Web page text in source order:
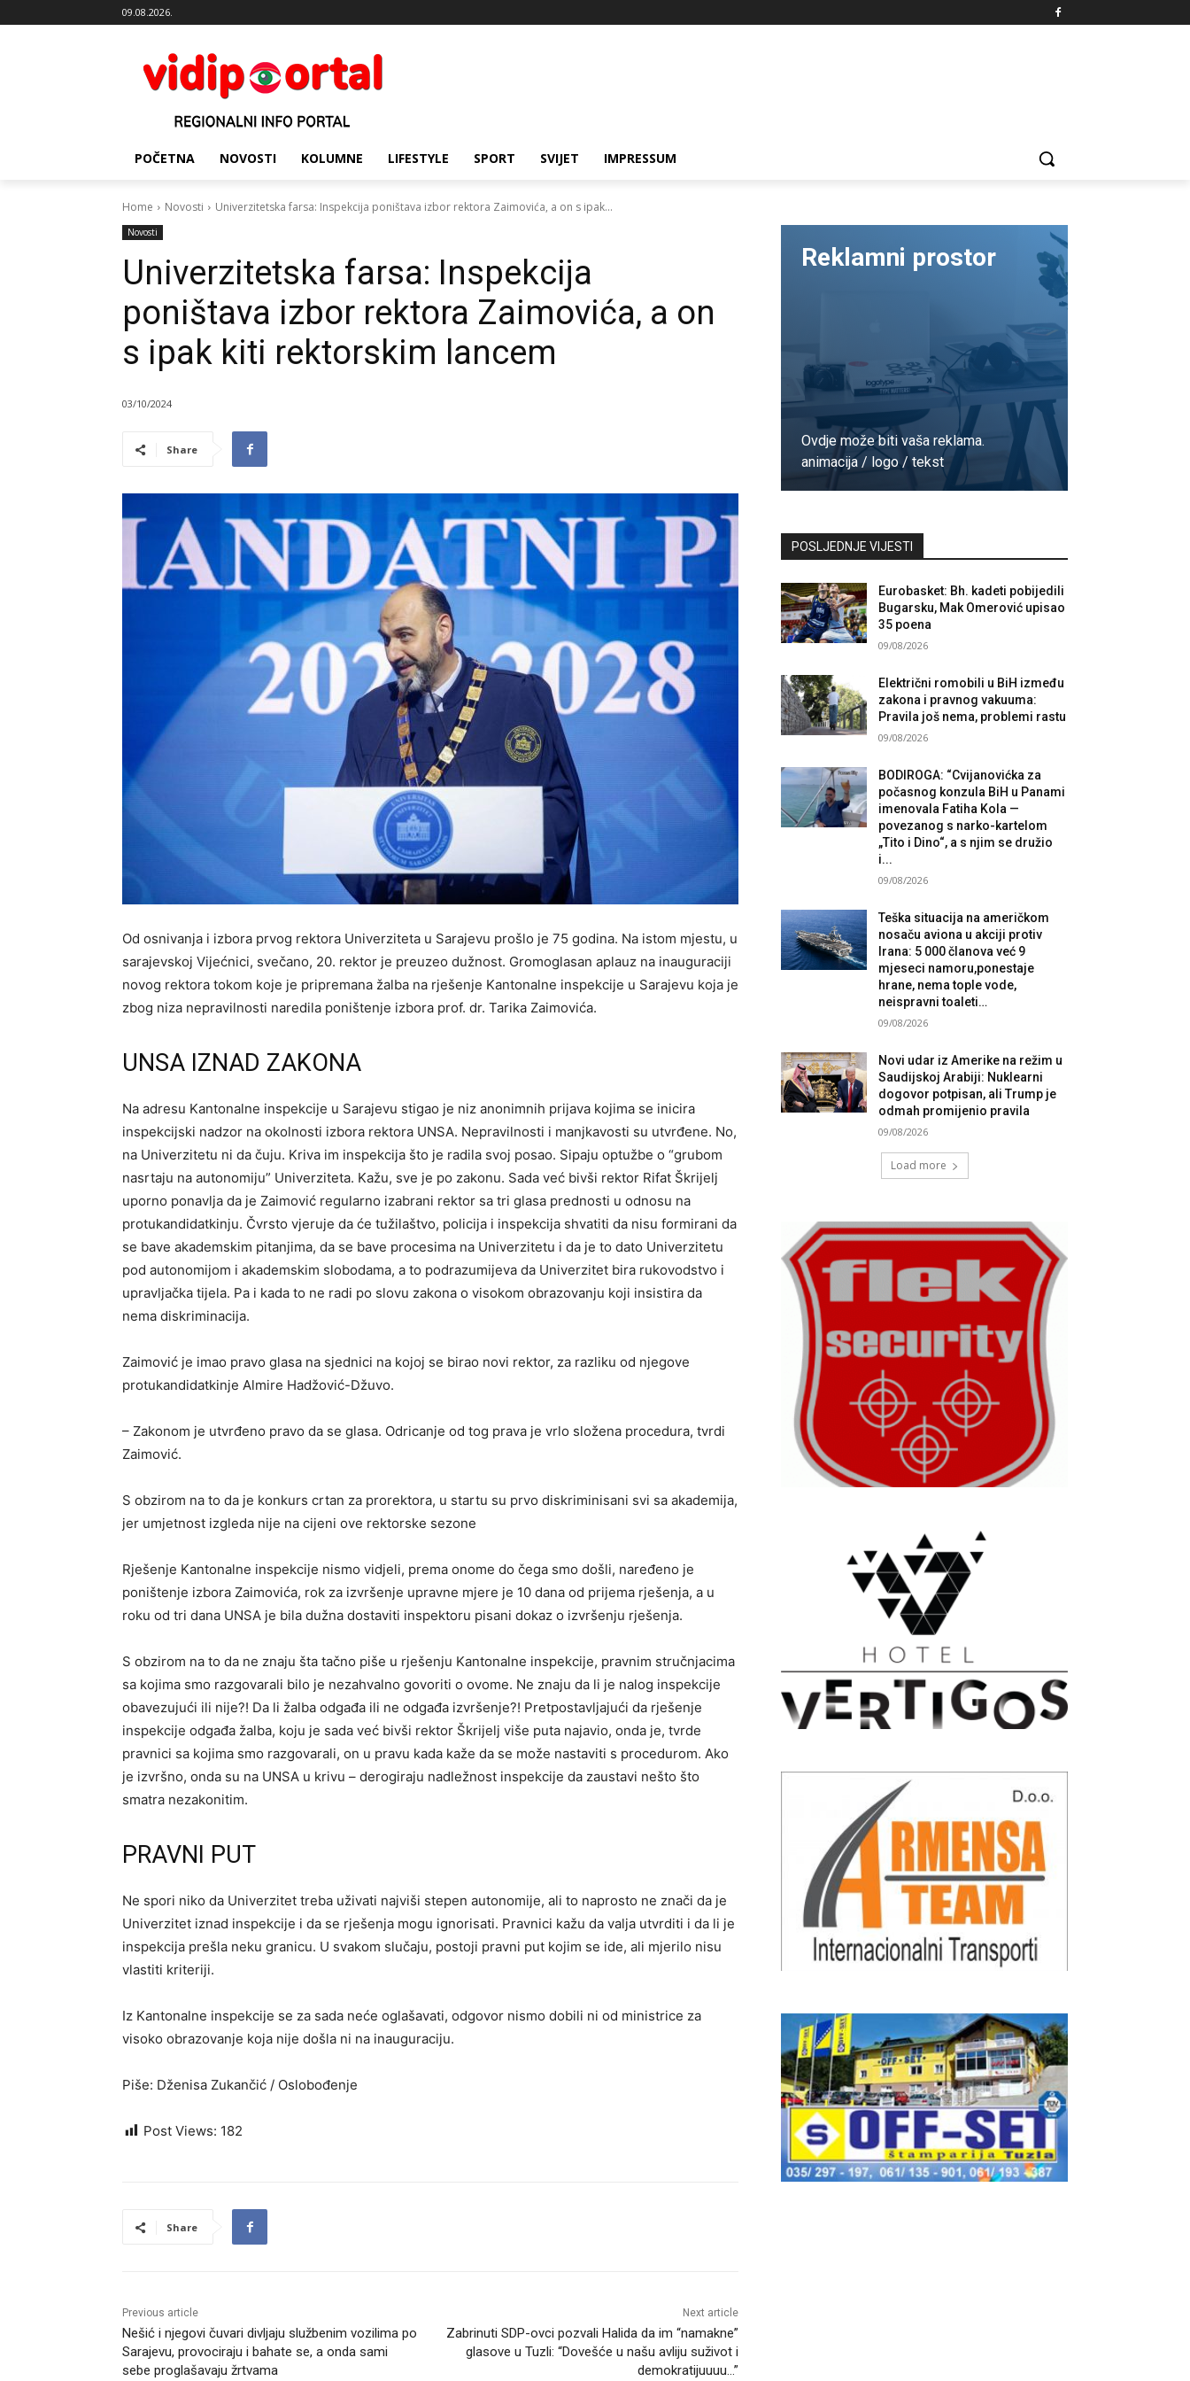
09.08.2026.
POČETNA NOVOSTI KOLUMNE LIFESTYLE SPORT SVIJET IMPRESSUM
Home Novosti Univerzitetska farsa: Inspekcija poništava izbor rektora Zaimovića, a on s ipak...
Novosti
Univerzitetska farsa: Inspekcija
poništava izbor rektora Zaimovića, a on
s ipak kiti rektorskim lancem
03/10/2024
Share
Od osnivanja i izbora prvog rektora Univerziteta u Sarajevu prošlo je 75 godina. Na istom mjestu, u
sarajevskoj Vijećnici, svečano, 20. rektor je preuzeo dužnost. Gromoglasan aplauz na inauguraciji
novog rektora tokom koje je pripremana žalba na rješenje Kantonalne inspekcije u Sarajevu koja je
zbog niza nepravilnosti naredila poništenje izbora prof. dr. Tarika Zaimovića.
UNSA IZNAD ZAKONA
Na adresu Kantonalne inspekcije u Sarajevu stigao je niz anonimnih prijava kojima se inicira
inspekcijski nadzor na okolnosti izbora rektora UNSA. Nepravilnosti i manjkavosti su utvrđene. No,
na Univerzitetu ni da čuju. Kriva im inspekcija što je radila svoj posao. Sipaju optužbe o “grubom
nasrtaju na autonomiju” Univerziteta​. Kažu, sve je po zakonu. Sada već bivši rektor Rifat Škrijelj
uporno ponavlja da je Zaimović regularno izabrani rektor sa tri glasa prednosti u odnosu na
protukandidatkinju. Čvrsto vjeruje da će tužilaštvo, policija i inspekcija shvatiti da nisu formirani da
se bave akademskim pitanjima, da se bave procesima na Univerzitetu i da je to dato Univerzitetu
pod autonomijom i akademskim slobodama, a to podrazumijeva da Univerzitet bira rukovodstvo i
upravljačka tijela. Pa i kada to ne radi po slovu zakona o visokom obrazovanju koji insistira da
nema diskriminacija.
Zaimović je imao pravo glasa na sjednici na kojoj se birao novi rektor, za razliku od njegove
protukandidatkinje Almire Hadžović-Džuvo.
– Zakonom je utvrđeno pravo da se glasa. Odricanje od tog prava je vrlo složena procedura, tvrdi
Zaimović.
S obzirom na to da je konkurs crtan za prorektora, u startu su prvo diskriminisani svi sa akademija,
jer umjetnost izgleda nije na cijeni ove rektorske sezone
Rješenje Kantonalne inspekcije nismo vidjeli, prema onome do čega smo došli, naređeno je
poništenje izbora Zaimovića, rok za izvršenje upravne mjere je 10 dana od prijema rješenja, a u
roku od tri dana UNSA je bila dužna dostaviti inspektoru pisani dokaz o izvršenju rješenja.
S obzirom na to da ne znaju šta tačno piše u rješenju Kantonalne inspekcije, pravnim stručnjacima
sa kojima smo razgovarali bilo je nezahvalno govoriti o ovome. Ne znaju da li je nalog inspekcije
obavezujući ili nije?! Da li žalba odgađa ili ne odgađa izvršenje?! Pretpostavljajući da rješenje
inspekcije odgađa žalba, koju je sada već bivši rektor Škrijelj više puta najavio, onda je, tvrde
pravnici sa kojima smo razgovarali, on u pravu kada kaže da se može nastaviti s procedurom. Ako
je izvršno, onda su na UNSA u krivu – derogiraju nadležnost inspekcije da zaustavi nešto što
smatra nezakonitim.
PRAVNI PUT
Ne spori niko da Univerzitet treba uživati najviši stepen autonomije, ali to naprosto ne znači da je
Univerzitet iznad inspekcije i da se rješenja mogu ignorisati. Pravnici kažu da valja utvrditi i da li je
inspekcija prešla neku granicu. U svakom slučaju, postoji pravni put kojim se ide, ali mjerilo nisu
vlastiti kriteriji.
Iz Kantonalne inspekcije se za sada neće oglašavati, odgovor nismo dobili ni od ministrice za
visoko obrazovanje koja nije došla ni na inauguraciju.
Piše: Dženisa Zukančić / Oslobođenje
Post Views: 182
Share
Previous article
Nešić i njegovi čuvari divljaju službenim vozilima po
Sarajevu, provociraju i bahate se, a onda sami
sebe proglašavaju žrtvama
Next article
Zabrinuti SDP-ovci pozvali Halida da im “namakne”
glasove u Tuzli: “Dovešće u našu avliju suživot i
demokratijuuuu…”
Reklamni prostor
Ovdje može biti vaša reklama.
animacija / logo / tekst
POSLJEDNJE VIJESTI
Eurobasket: Bh. kadeti pobijedili
Bugarsku, Mak Omerović upisao
35 poena
09/08/2026
Električni romobili u BiH između
zakona i pravnog vakuuma:
Pravila još nema, problemi rastu
09/08/2026
BODIROGA: “Cvijanovićka za
počasnog konzula BiH u Panami
imenovala Fatiha Kola —
povezanog s narko-kartelom
„Tito i Dino“, a s njim se družio
i...
09/08/2026
Teška situacija na američkom
nosaču aviona u akciji protiv
Irana: 5 000 članova već 9
mjeseci namoru,ponestaje
hrane, nema tople vode,
neispravni toaleti…
09/08/2026
Novi udar iz Amerike na režim u
Saudijskoj Arabiji: Nuklearni
dogovor potpisan, ali Trump je
odmah promijenio pravila
09/08/2026
Load more